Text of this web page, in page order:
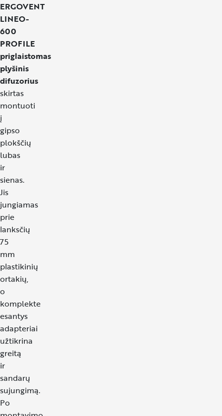
ERGOVENT
LINEO-
600
PROFILE
priglaistomas
plyšinis
difuzorius
skirtas
montuoti
į
gipso
plokščių
lubas
ir
sienas.
Jis
jungiamas
prie
lanksčių
75
mm
plastikinių
ortakių,
o
komplekte
esantys
adapteriai
užtikrina
greitą
ir
sandarų
sujungimą.
Po